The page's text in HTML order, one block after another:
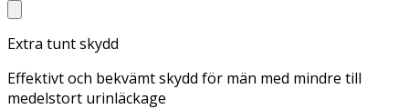
Extra tunt skydd
Effektivt och bekvämt skydd för män med mindre till
medelstort urinläckage